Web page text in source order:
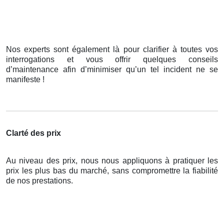
Nos experts sont également là pour clarifier à toutes vos
interrogations et vous offrir quelques conseils
d’maintenance afin d’minimiser qu’un tel incident ne se
manifeste !
Clarté des prix
Au niveau des prix, nous nous appliquons à pratiquer les
prix les plus bas du marché, sans compromettre la fiabilité
de nos prestations.